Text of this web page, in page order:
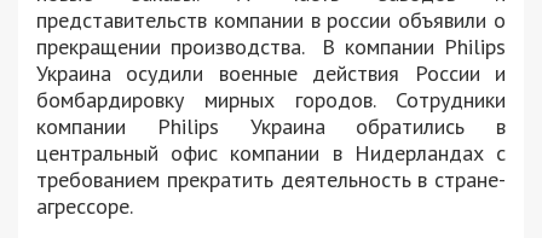
представительств компании в россии объявили о
прекращении производства. В компании Philips
Украина осудили военные действия России и
бомбардировку мирных городов. Сотрудники
компании Philips Украина обратились в
центральный офис компании в Нидерландах с
требованием прекратить деятельность в стране-
агрессоре.